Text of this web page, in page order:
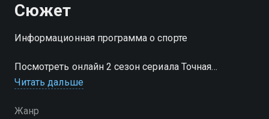
Сюжет
Информационная программа о спорте
Посмотреть онлайн 2 сезон сериала Точная
передача вы можете совершенно бесплатно в
Читать дальше
Жанр